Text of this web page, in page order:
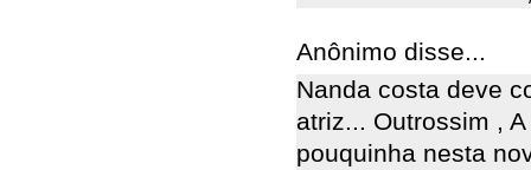
Anônimo disse...
Nanda costa deve
atriz... Outrossim ,
pouquinha nesta